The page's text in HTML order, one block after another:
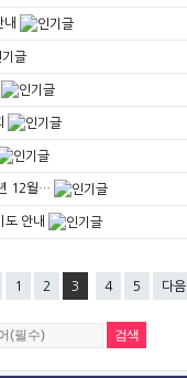
내
12월…
도 안내
1 2 3 4 5 다음